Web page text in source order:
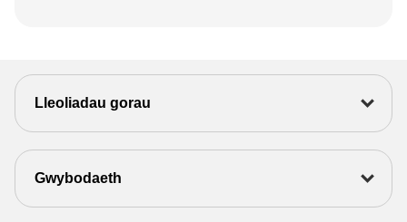
Lleoliadau gorau
Gwybodaeth